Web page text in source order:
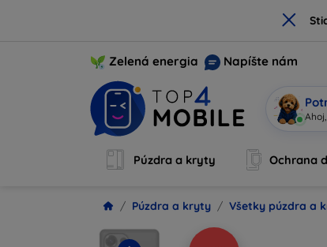
×
Zelená energia Napíšte nám
So|
Púzdra a kryty Ochrana
Púzdra a kryty Všetky púzdra a